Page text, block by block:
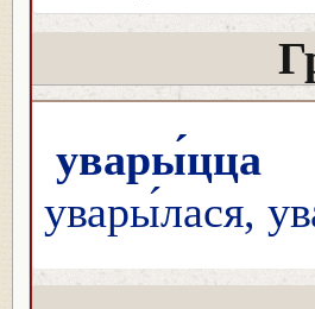
увары́цца
увары́лася,